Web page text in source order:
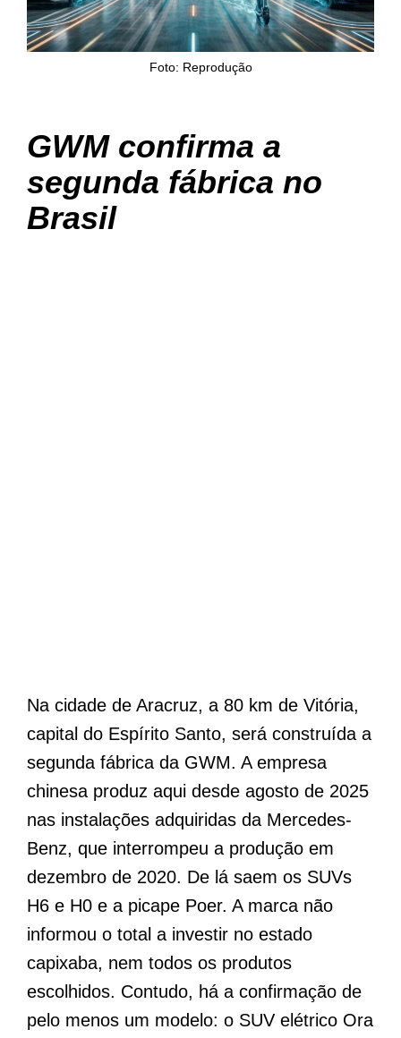
Foto: Reprodução
GWM confirma a
segunda fábrica no
Brasil
Na cidade de Aracruz, a 80 km de Vitória,
capital do Espírito Santo, será construída a
segunda fábrica da GWM. A empresa
chinesa produz aqui desde agosto de 2025
nas instalações adquiridas da Mercedes-
Benz, que interrompeu a produção em
dezembro de 2020. De lá saem os SUVs
H6 e H0 e a picape Poer. A marca não
informou o total a investir no estado
capixaba, nem todos os produtos
escolhidos. Contudo, há a confirmação de
pelo menos um modelo: o SUV elétrico Ora